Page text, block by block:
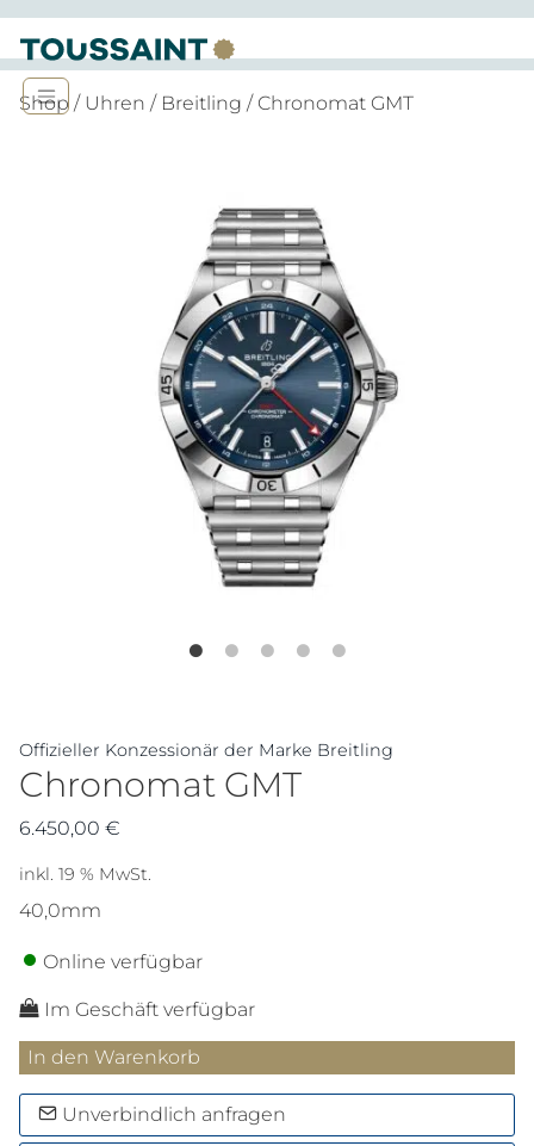
Shop / Uhren / Breitling / Chronomat GMT
Offizieller Konzessionär der Marke Breitling
Chronomat GMT
6.450,00 €
inkl. 19 % MwSt.
40,0mm
Online verfügbar
Im Geschäft verfügbar
Chronomat
GMT
Menge
In den Warenkorb
Unverbindlich anfragen